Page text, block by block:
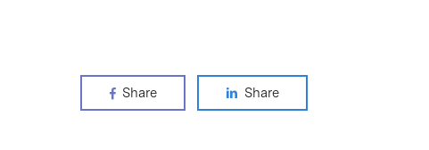
Share Share